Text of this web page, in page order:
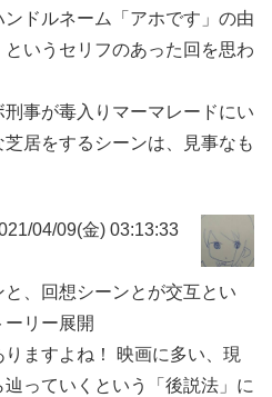
ドルネーム「アホです」の由
いうセリフのあった回を思わ
事が毒入りマーマレードにい
居をするシーンは、見事なも
04/09(金) 03:13:33
、回想シーンとが交互とい
ーリー展開
ますよね！ 映画に多い、現
っていくという「後説法」に